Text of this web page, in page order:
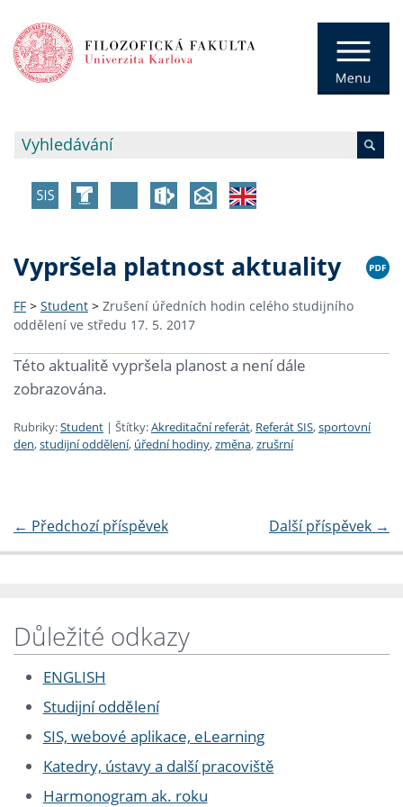
Vypršela platnost aktuality
FF > Student > Zrušení úředních hodin celého studijního
oddělení ve středu 17. 5. 2017
Této aktualitě vypršela planost a není dále
zobrazována.
Rubriky:Student | Štítky:Akreditační referát, Referát SIS,sportovní
den,studijní oddělení, úřední hodiny,změna,zrušrní
← Předchozí příspěvek Další příspěvek →
Důležité odkazy
ENGLISH
Studijní oddělení
SIS, webové aplikace, eLearning
Katedry, ústavy a další pracoviště
Harmonogram ak. roku